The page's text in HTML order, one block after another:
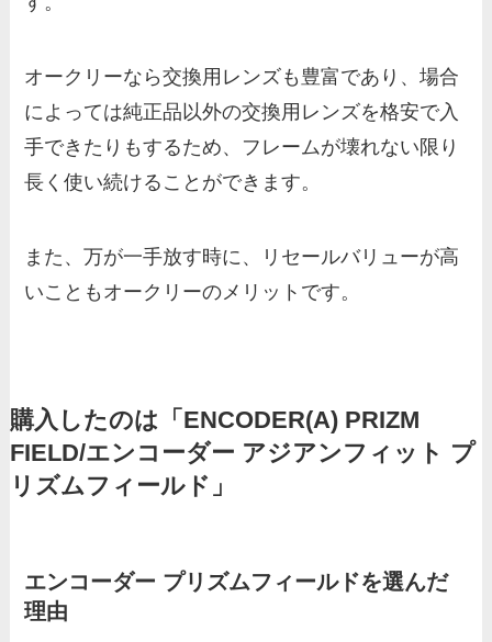
オークリーなら交換用レンズも豊富であり、場合
によっては純正品以外の交換用レンズを格安で入
手できたりもするため、フレームが壊れない限り
長く使い続けることができます。
また、万が一手放す時に、リセールバリューが高
いこともオークリーのメリットです。
購入したのは「ENCODER(A) PRIZM
FIELD/エンコーダー アジアンフィット プ
リズムフィールド」
エンコーダー プリズムフィールドを選んだ
理由